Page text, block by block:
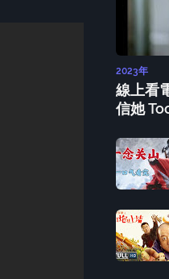
2023年
線上看
信她